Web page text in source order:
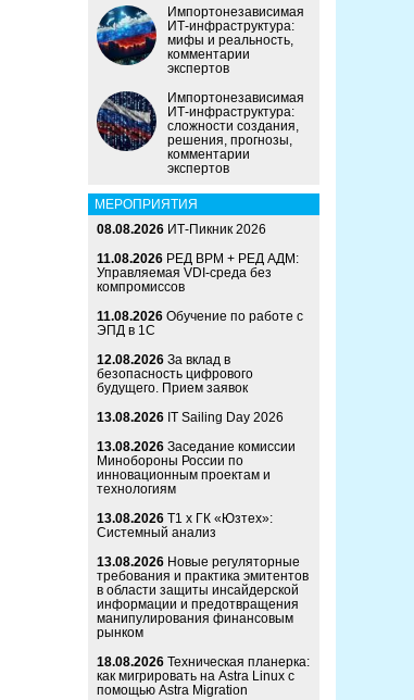
Импортонезависимая
ИТ-инфраструктура:
мифы и реальность,
комментарии
экспертов
Импортонезависимая
ИТ-инфраструктура:
сложности создания,
решения, прогнозы,
комментарии
экспертов
МЕРОПРИЯТИЯ
08.08.2026 ИТ-Пикник 2026
11.08.2026 РЕД ВРМ + РЕД АДМ:
Управляемая VDI-среда без
компромиссов
11.08.2026 Обучение по работе с
ЭПД в 1С
12.08.2026 За вклад в
безопасность цифрового
будущего. Прием заявок
13.08.2026 IT Sailing Day 2026
13.08.2026 Заседание комиссии
Минобороны России по
инновационным проектам и
технологиям
13.08.2026 Т1 x ГК «Юзтех»:
Системный анализ
13.08.2026 Новые регуляторные
требования и практика эмитентов
в области защиты инсайдерской
информации и предотвращения
манипулирования финансовым
рынком
18.08.2026 Техническая планерка:
как мигрировать на Astra Linux с
помощью Astra Migration